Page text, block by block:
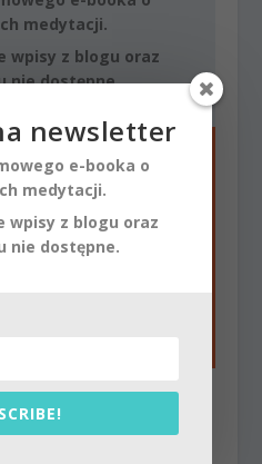
medytacji.
wpisy z blogu oraz
nie dostępne.
newsletter
e-booka o
medytacji.
wpisy z blogu oraz
nie dostępne.